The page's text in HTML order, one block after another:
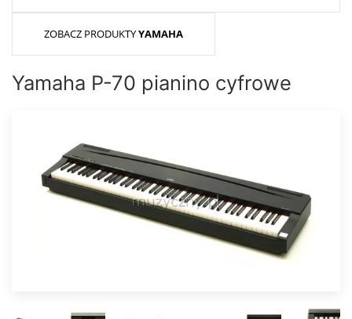
ZOBACZ PRODUKTYYAMAHA
Yamaha P-70 pianino cyfrowe